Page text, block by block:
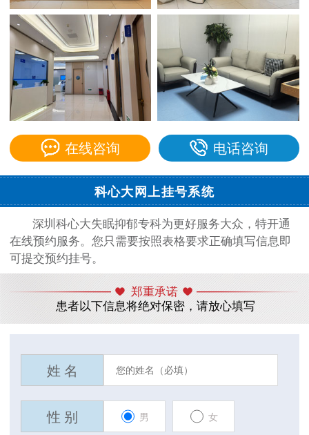
在线咨询 电话咨询
科心大网上挂号系统
深圳科心大失眠抑郁专科为更好服务大众，特开通
在线预约服务。您只需要按照表格要求正确填写信息即
可提交预约挂号。
郑重承诺
患者以下信息将绝对保密，请放心填写
姓 名
性 别 男 女